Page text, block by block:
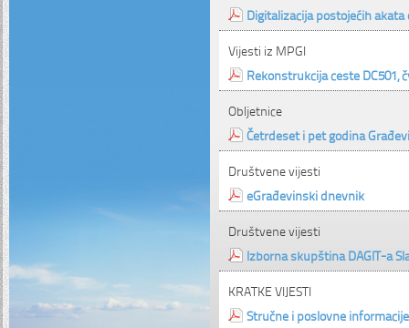
Digitalizacija postojećih
Vijesti iz MPGI
Rekonstrukcija ceste DC501,
Obljetnice
Četrdeset i pet godina
Društvene vijesti
eGrađevinski dnevnik
Društvene vijesti
Izborna skupština DAGIT-a
KRATKE VIJESTI
Stručne i poslovne informacije